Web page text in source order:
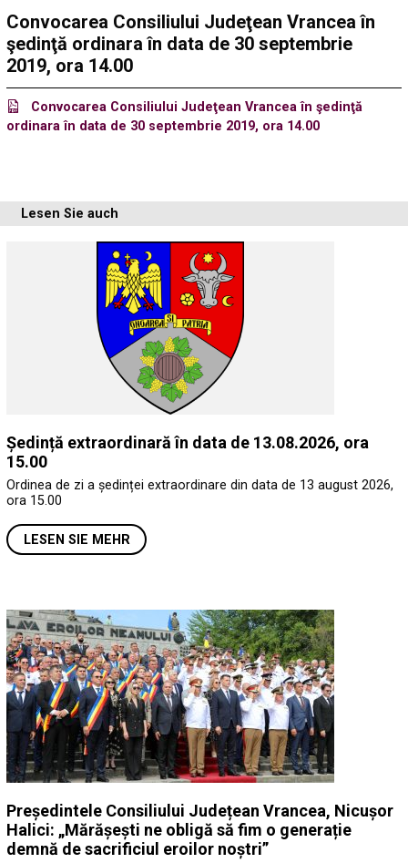
Convocarea Consiliului Judeţean Vrancea în
şedinţă ordinara în data de 30 septembrie
2019, ora 14.00
Convocarea Consiliului Judeţean Vrancea în şedinţă
ordinara în data de 30 septembrie 2019, ora 14.00
Lesen Sie auch
Ședință extraordinară în data de 13.08.2026, ora
15.00
Ordinea de zi a ședinței extraordinare din data de 13 august 2026,
ora 15.00
LESEN SIE MEHR
Președintele Consiliului Județean Vrancea, Nicușor
Halici: „Mărășești ne obligă să fim o generație
demnă de sacrificiul eroilor noștri”